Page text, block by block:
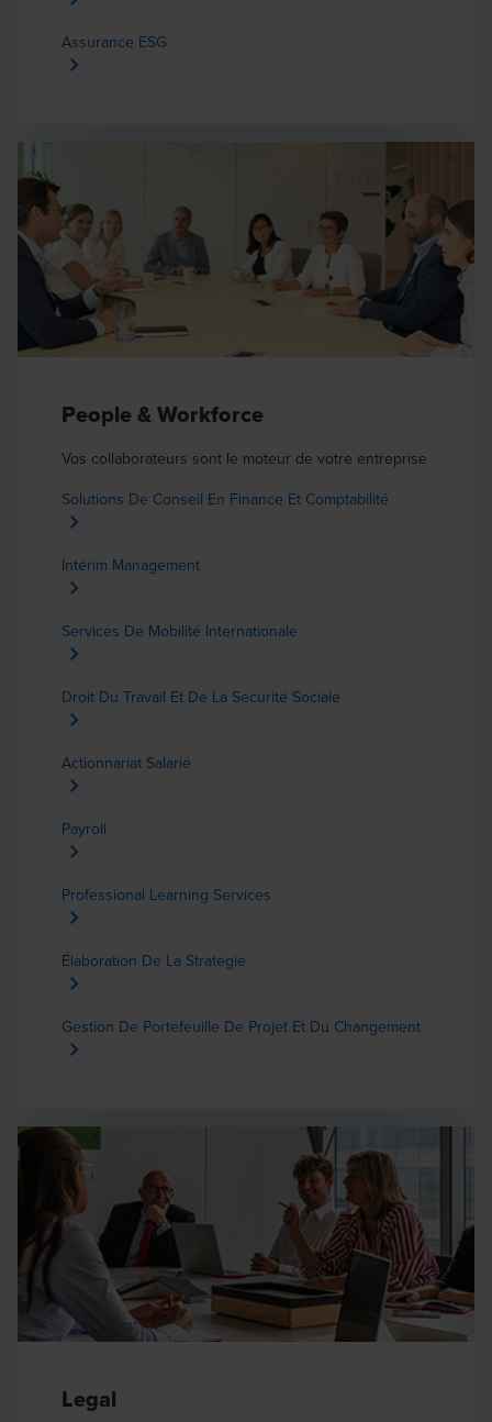
Assurance ESG
People & Workforce
Vos collaborateurs sont le moteur de votre entreprise
Solutions De Conseil En Finance Et Comptabilité
Intérim Management
Services De Mobilité Internationale
Droit Du Travail Et De La Securité Sociale
Actionnariat Salarié
Payroll
Professional Learning Services
Élaboration De La Strategie
Gestion De Portefeuille De Projet Et Du Changement
Legal